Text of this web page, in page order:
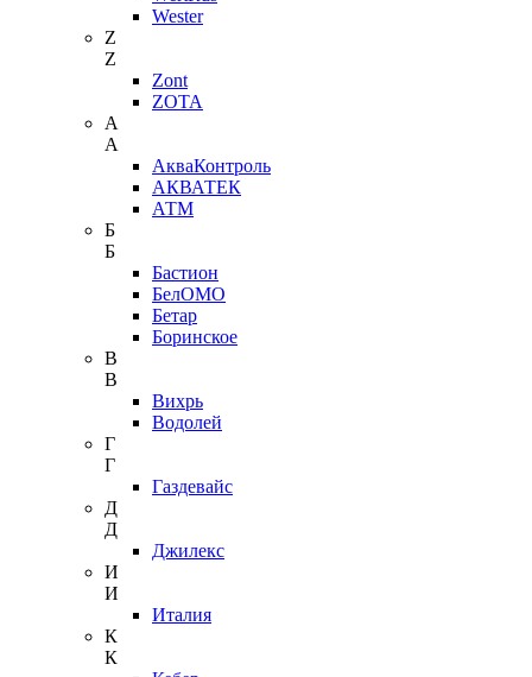
Wester
Z
Z
Zont
ZOTA
А
А
АкваКонтроль
АКВАТЕК
АТМ
Б
Б
Бастион
БелОМО
Бетар
Боринское
В
В
Вихрь
Водолей
Г
Г
Газдевайс
Д
Д
Джилекс
И
И
Италия
К
К